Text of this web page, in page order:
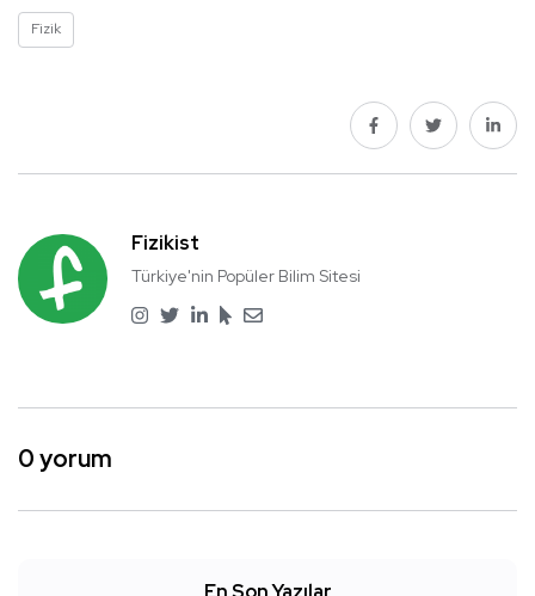
Fizik
Fizikist
Türkiye'nin Popüler Bilim Sitesi
0 yorum